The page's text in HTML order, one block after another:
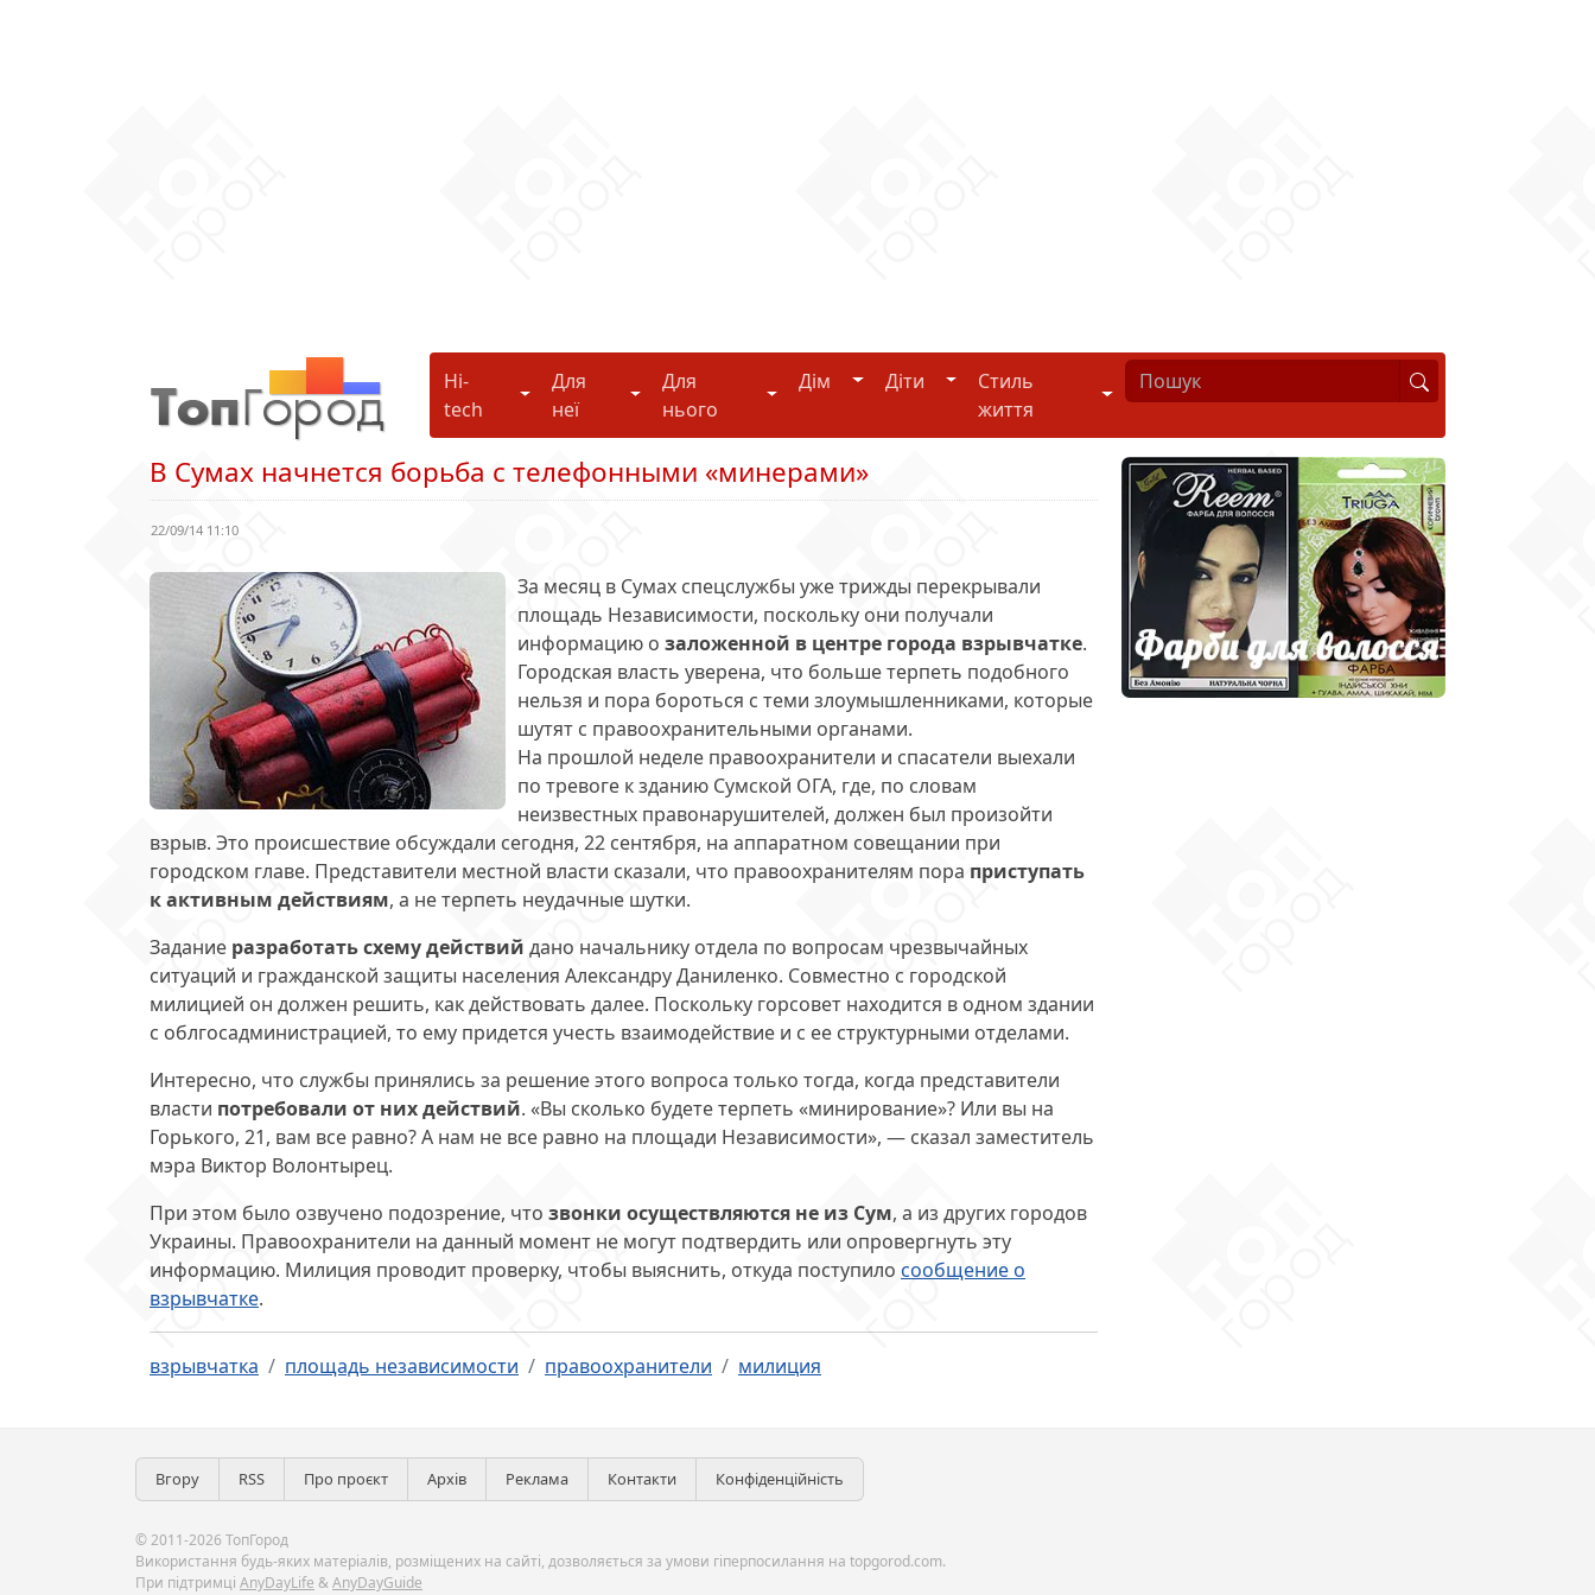
Hi-
tech
Hi-tech
Для
неї
Для неї
Для
нього
Для нього
Дім Дім Діти ДітиСтиль
життя
Стиль життя
В Сумах начнется борьба с телефонными «минерами»
22/09/14 11:10
За месяц в Сумах спецслужбы уже трижды перекрывали
площадь Независимости, поскольку они получали
информацию о заложенной в центре города взрывчатке.
Городская власть уверена, что больше терпеть подобного
нельзя и пора бороться с теми злоумышленниками, которые
шутят с правоохранительными органами.
На прошлой неделе правоохранители и спасатели выехали
по тревоге к зданию Сумской ОГА, где, по словам
неизвестных правонарушителей, должен был произойти
взрыв. Это происшествие обсуждали сегодня, 22 сентября, на аппаратном совещании при
городском главе. Представители местной власти сказали, что правоохранителям пора приступать
к активным действиям, а не терпеть неудачные шутки.
Задание разработать схему действий дано начальнику отдела по вопросам чрезвычайных
ситуаций и гражданской защиты населения Александру Даниленко. Совместно с городской
милицией он должен решить, как действовать далее. Поскольку горсовет находится в одном здании
с облгосадминистрацией, то ему придется учесть взаимодействие и с ее структурными отделами.
Интересно, что службы принялись за решение этого вопроса только тогда, когда представители
власти потребовали от них действий. «Вы сколько будете терпеть «минирование»? Или вы на
Горького, 21, вам все равно? А нам не все равно на площади Независимости», — сказал заместитель
мэра Виктор Волонтырец.
При этом было озвучено подозрение, что звонки осуществляются не из Сум, а из других городов
Украины. Правоохранители на данный момент не могут подтвердить или опровергнуть эту
информацию. Милиция проводит проверку, чтобы выяснить, откуда поступило сообщение о
взрывчатке.
взрывчатка площадь независимости правоохранители милиция
Вгору RSS Про проєкт Архів Реклама Контакти Конфіденційність
© 2011-2026 ТопГород
Використання будь-яких матеріалів, розміщених на сайті, дозволяється за умови гіперпосилання на topgorod.com.
При підтримці AnyDayLife &AnyDayGuide